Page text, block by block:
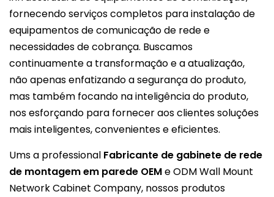
fornecendo serviços completos para instalação de
equipamentos de comunicação de rede e
necessidades de cobrança. Buscamos
continuamente a transformação e a atualização,
não apenas enfatizando a segurança do produto,
mas também focando na inteligência do produto,
nos esforçando para fornecer aos clientes soluções
mais inteligentes, convenientes e eficientes.
Ums a professional Fabricante de gabinete de rede
de montagem em parede OEMe ODM Wall Mount
Network Cabinet Company, nossos produtos